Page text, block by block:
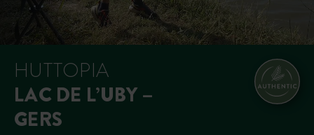
HUTTOPIA
LAC DE L’UBY –
GERS